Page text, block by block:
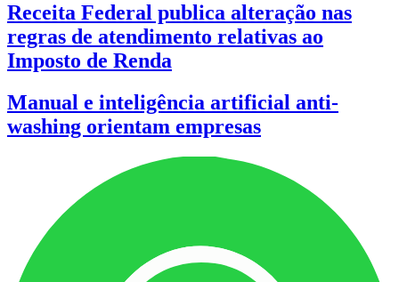
Receita Federal publica alteração nas
regras de atendimento relativas ao
Imposto de Renda
Manual e inteligência artificial anti-
washing orientam empresas